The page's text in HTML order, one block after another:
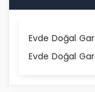
Evde Doğal
Evde Doğal